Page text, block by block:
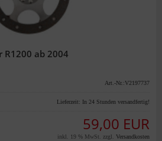
ab 2004
Art.-Nr.:V2197737
Lieferzeit: In 24 Stunden versandfertig!
59,00 EUR
inkl. 19 % MwSt. zzgl. Versandkosten